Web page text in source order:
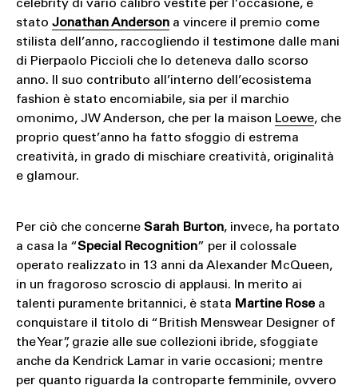
celebrity di vario calibro vestite per l’occasione, è
stato Jonathan Andersona vincere il premio come
stilista dell’anno, raccogliendo il testimone dalle mani
di Pierpaolo Piccioli che lo deteneva dallo scorso
anno. Il suo contributo all’interno dell’ecosistema
fashion è stato encomiabile, sia per il marchio
omonimo, JW Anderson, che per la maison Loewe, che
proprio quest’anno ha fatto sfoggio di estrema
creatività, in grado di mischiare creatività, originalità
e glamour.
Per ciò che concerne Sarah Burton, invece, ha portato
a casa la “Special Recognition” per il colossale
operato realizzato in 13 anni da Alexander McQueen,
in un fragoroso scroscio di applausi. In merito ai
talenti puramente britannici, è stata Martine Rosea
conquistare il titolo di “British Menswear Designer of
the Year”, grazie alle sue collezioni ibride, sfoggiate
anche da Kendrick Lamar in varie occasioni; mentre
per quanto riguarda la controparte femminile, ovvero